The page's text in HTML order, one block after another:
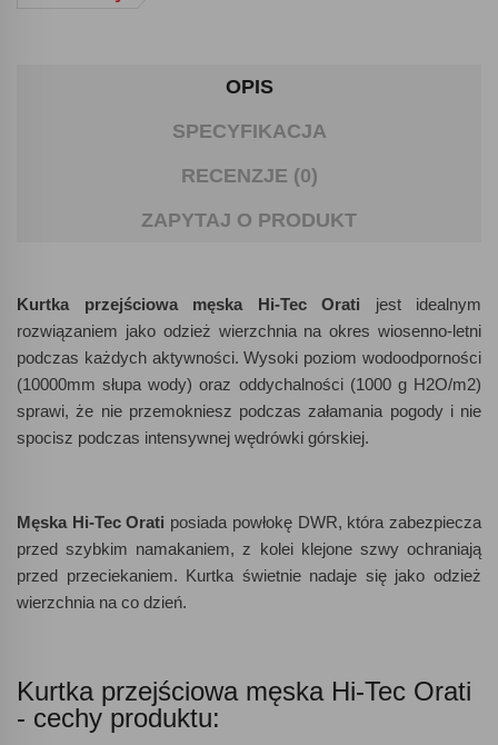
OPIS
SPECYFIKACJA
RECENZJE (0)
ZAPYTAJ O PRODUKT
Kurtka przejściowa męska Hi-Tec Orati jest idealnym
rozwiązaniem jako odzież wierzchnia na okres wiosenno-letni
podczas każdych aktywności. Wysoki poziom wodoodporności
(10000mm słupa wody) oraz oddychalności (1000 g H2O/m2)
sprawi, że nie przemokniesz podczas załamania pogody i nie
spocisz podczas intensywnej wędrówki górskiej.
Męska Hi-Tec Orati posiada powłokę DWR, która zabezpiecza
przed szybkim namakaniem, z kolei klejone szwy ochraniają
przed przeciekaniem. Kurtka świetnie nadaje się jako odzież
wierzchnia na co dzień.
Kurtka przejściowa męska Hi-Tec Orati
- cechy produktu: